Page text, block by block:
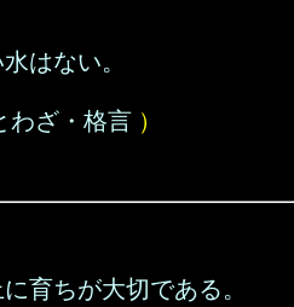
はない。
わざ・格言 ）
育ちが大切である。